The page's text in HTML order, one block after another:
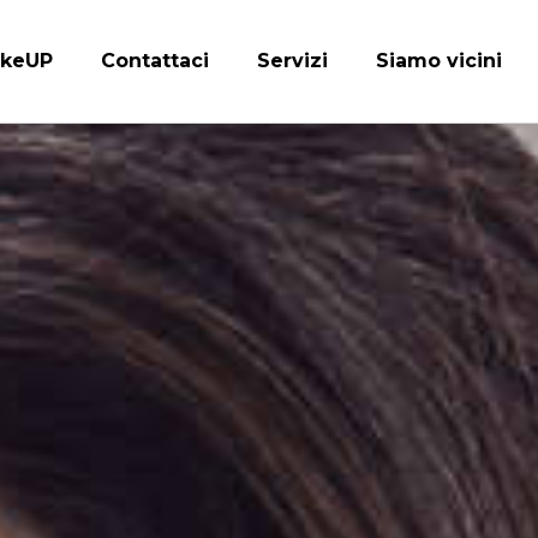
Contattaci Servizi Siamo vicini